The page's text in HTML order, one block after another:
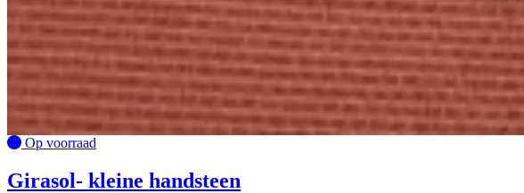
Op voorraad
Girasol- kleine handsteen